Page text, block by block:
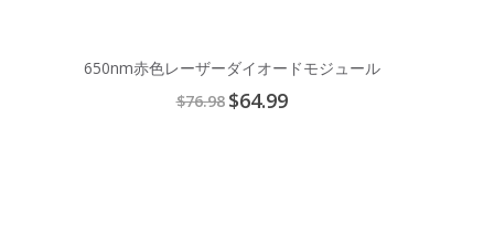
650nm赤色レーザーダイオードモジュール
$76.98 Special
Price
$64.99